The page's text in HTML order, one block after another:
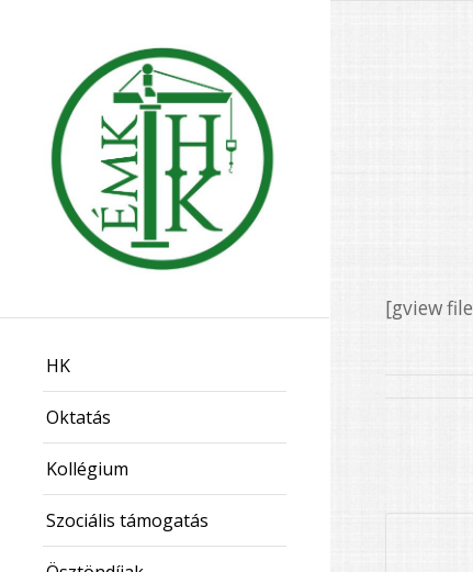
HK
Oktatás
Kollégium
Szociális támogatás
[gview